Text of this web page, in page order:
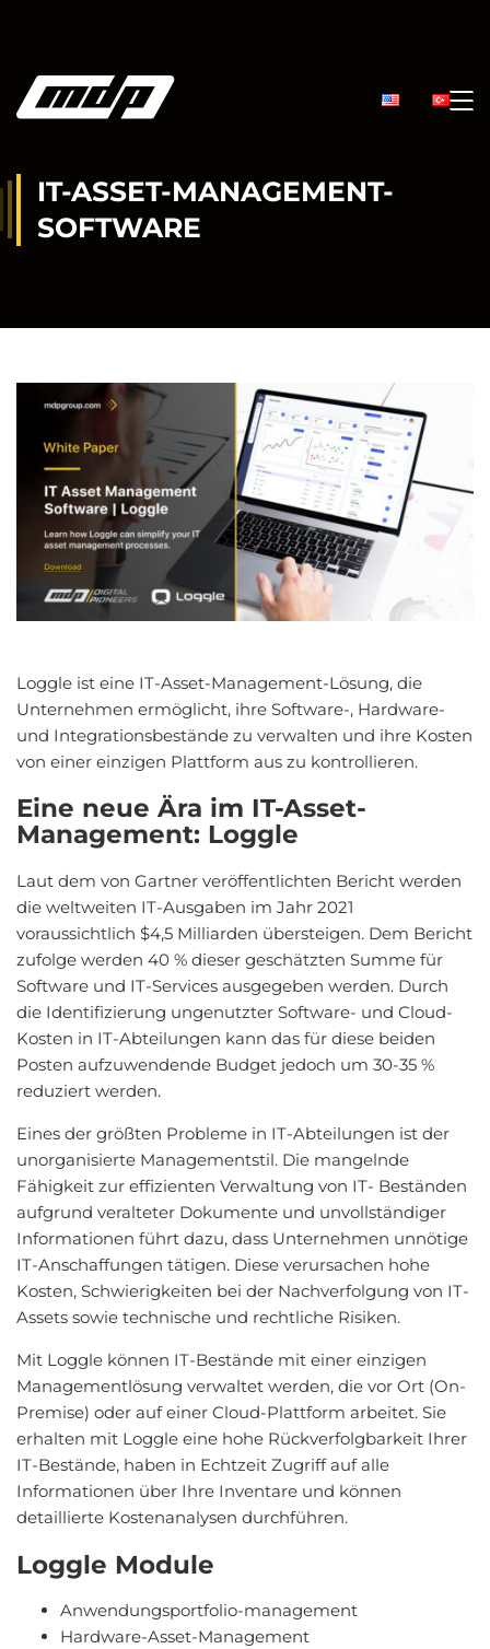
IT-ASSET-MANAGEMENT-
SOFTWARE
Loggle ist eine IT-Asset-Management-Lösung, die
Unternehmen ermöglicht, ihre Software-, Hardware-
und Integrationsbestände zu verwalten und ihre Kosten
von einer einzigen Plattform aus zu kontrollieren.
Eine neue Ära im IT-Asset-
Management: Loggle
Laut dem von Gartner veröffentlichten Bericht werden
die weltweiten IT-Ausgaben im Jahr 2021
voraussichtlich $4,5 Milliarden übersteigen. Dem Bericht
zufolge werden 40 % dieser geschätzten Summe für
Software und IT-Services ausgegeben werden. Durch
die Identifizierung ungenutzter Software- und Cloud-
Kosten in IT-Abteilungen kann das für diese beiden
Posten aufzuwendende Budget jedoch um 30-35 %
reduziert werden.
Eines der größten Probleme in IT-Abteilungen ist der
unorganisierte Managementstil. Die mangelnde
Fähigkeit zur effizienten Verwaltung von IT- Beständen
aufgrund veralteter Dokumente und unvollständiger
Informationen führt dazu, dass Unternehmen unnötige
IT-Anschaffungen tätigen. Diese verursachen hohe
Kosten, Schwierigkeiten bei der Nachverfolgung von IT-
Assets sowie technische und rechtliche Risiken.
Mit Loggle können IT-Bestände mit einer einzigen
Managementlösung verwaltet werden, die vor Ort (On-
Premise) oder auf einer Cloud-Plattform arbeitet. Sie
erhalten mit Loggle eine hohe Rückverfolgbarkeit Ihrer
IT-Bestände, haben in Echtzeit Zugriff auf alle
Informationen über Ihre Inventare und können
detaillierte Kostenanalysen durchführen.
Loggle Module
Anwendungsportfolio-management
Hardware-Asset-Management